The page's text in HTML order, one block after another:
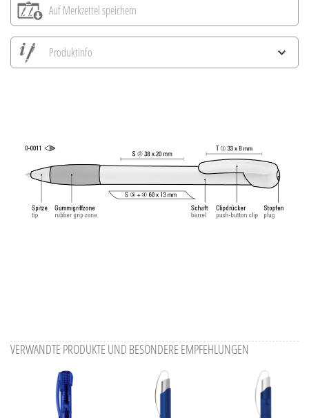
Auf Merkzettel speichern
Produktinfo
VERWANDTE PRODUKTE UND BESONDERE EMPFEHLUNGEN